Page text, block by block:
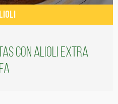
con alioli extra